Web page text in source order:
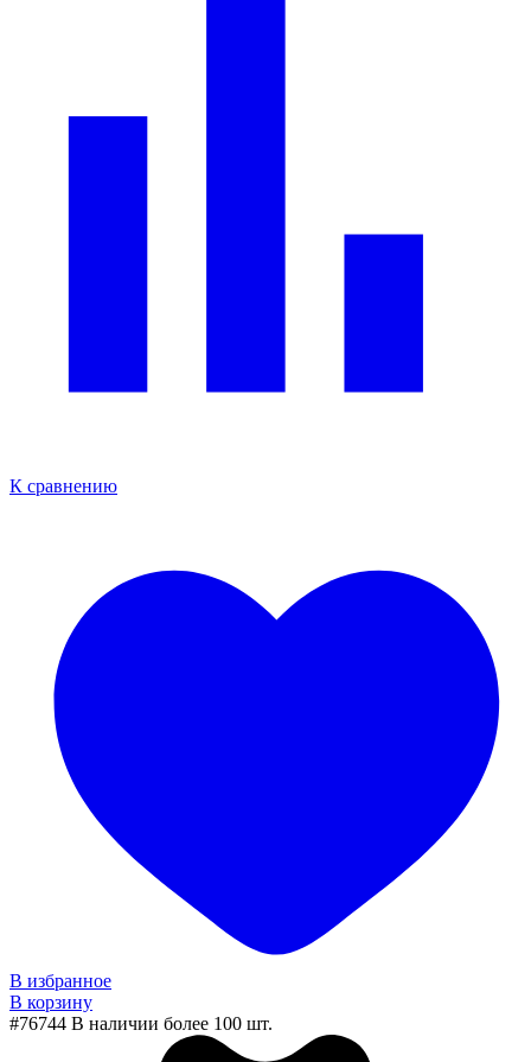
К сравнению
В избранное
В корзину
#76744 В наличии более 100 шт.